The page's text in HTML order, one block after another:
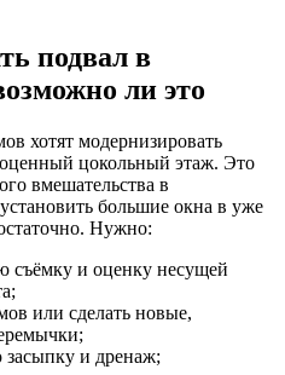
подвал в
ли это
хотят модернизировать
цокольный этаж. Это
вмешательства в
большие окна в уже
Нужно:
съёмку и оценку несущей
или сделать новые,
засыпку и дренаж;